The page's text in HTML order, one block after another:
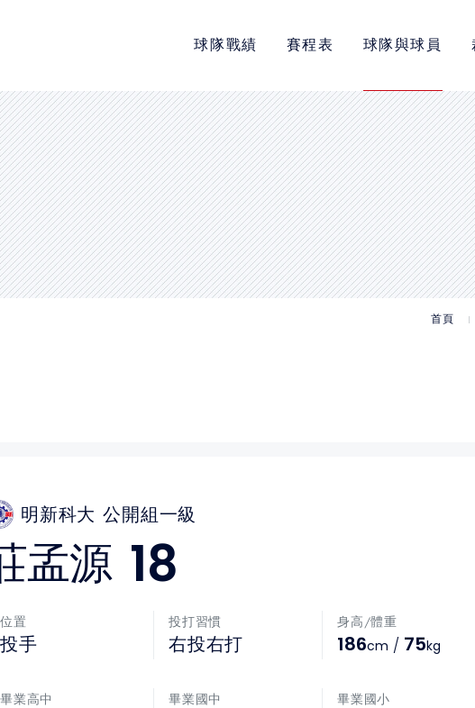
球隊戰績 賽程表 球隊與球員
隱私權政策
網站使用條款
LINK
教育部體育署
中華民國大專院校體育總會
首頁
明新科大 公開組一級
孟源 18
位置
投手
投打習慣
右投右打
身高/體重
186cm / 75kg
畢業高中 畢業國中 畢業國小